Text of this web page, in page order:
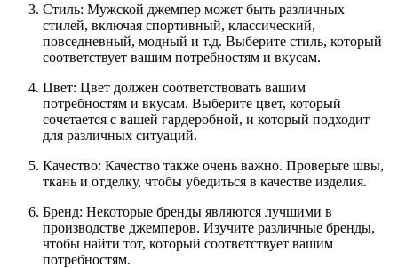
Стиль: Мужской джемпер может быть различных
стилей, включая спортивный, классический,
повседневный, модный и т.д. Выберите стиль, который
соответствует вашим потребностям и вкусам.
Цвет: Цвет должен соответствовать вашим
потребностям и вкусам. Выберите цвет, который
сочетается с вашей гардеробной, и который подходит
для различных ситуаций.
Качество: Качество также очень важно. Проверьте швы,
ткань и отделку, чтобы убедиться в качестве изделия.
Бренд: Некоторые бренды являются лучшими в
производстве джемперов. Изучите различные бренды,
чтобы найти тот, который соответствует вашим
потребностям.